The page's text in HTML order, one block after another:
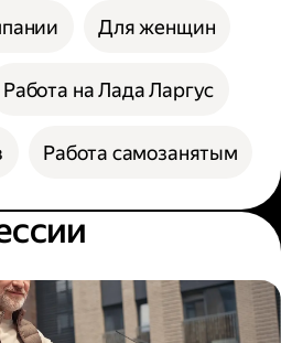
Для женщин
Работа на Лада Ларгус
Работа самозанятым